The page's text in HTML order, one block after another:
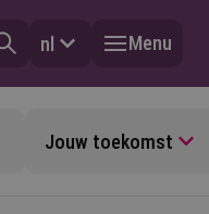
nl Menu
Jouw toekomst